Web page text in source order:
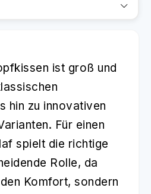
ist groß und
hin zu innovativen
Für einen
spielt die richtige
Rolle, da
Komfort, sondern